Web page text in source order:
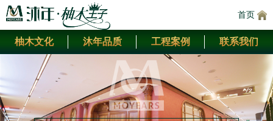
首页
柚木文化 沐年品质 工程案例 联系我们